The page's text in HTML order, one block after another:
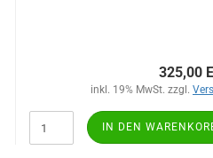
325,00
inkl. 19% MwSt. zzgl.
IN DEN